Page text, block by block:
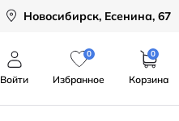
Новосибирск, Есенина, 67
Войти
0
Избранное
0
Корзина